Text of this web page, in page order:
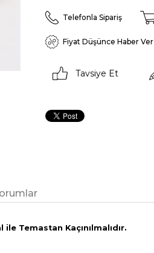
Telefonla Sipariş
Fiyat Düşünce Haber Ver
Tavsiye Et
Temastan Kaçınılmalıdır.